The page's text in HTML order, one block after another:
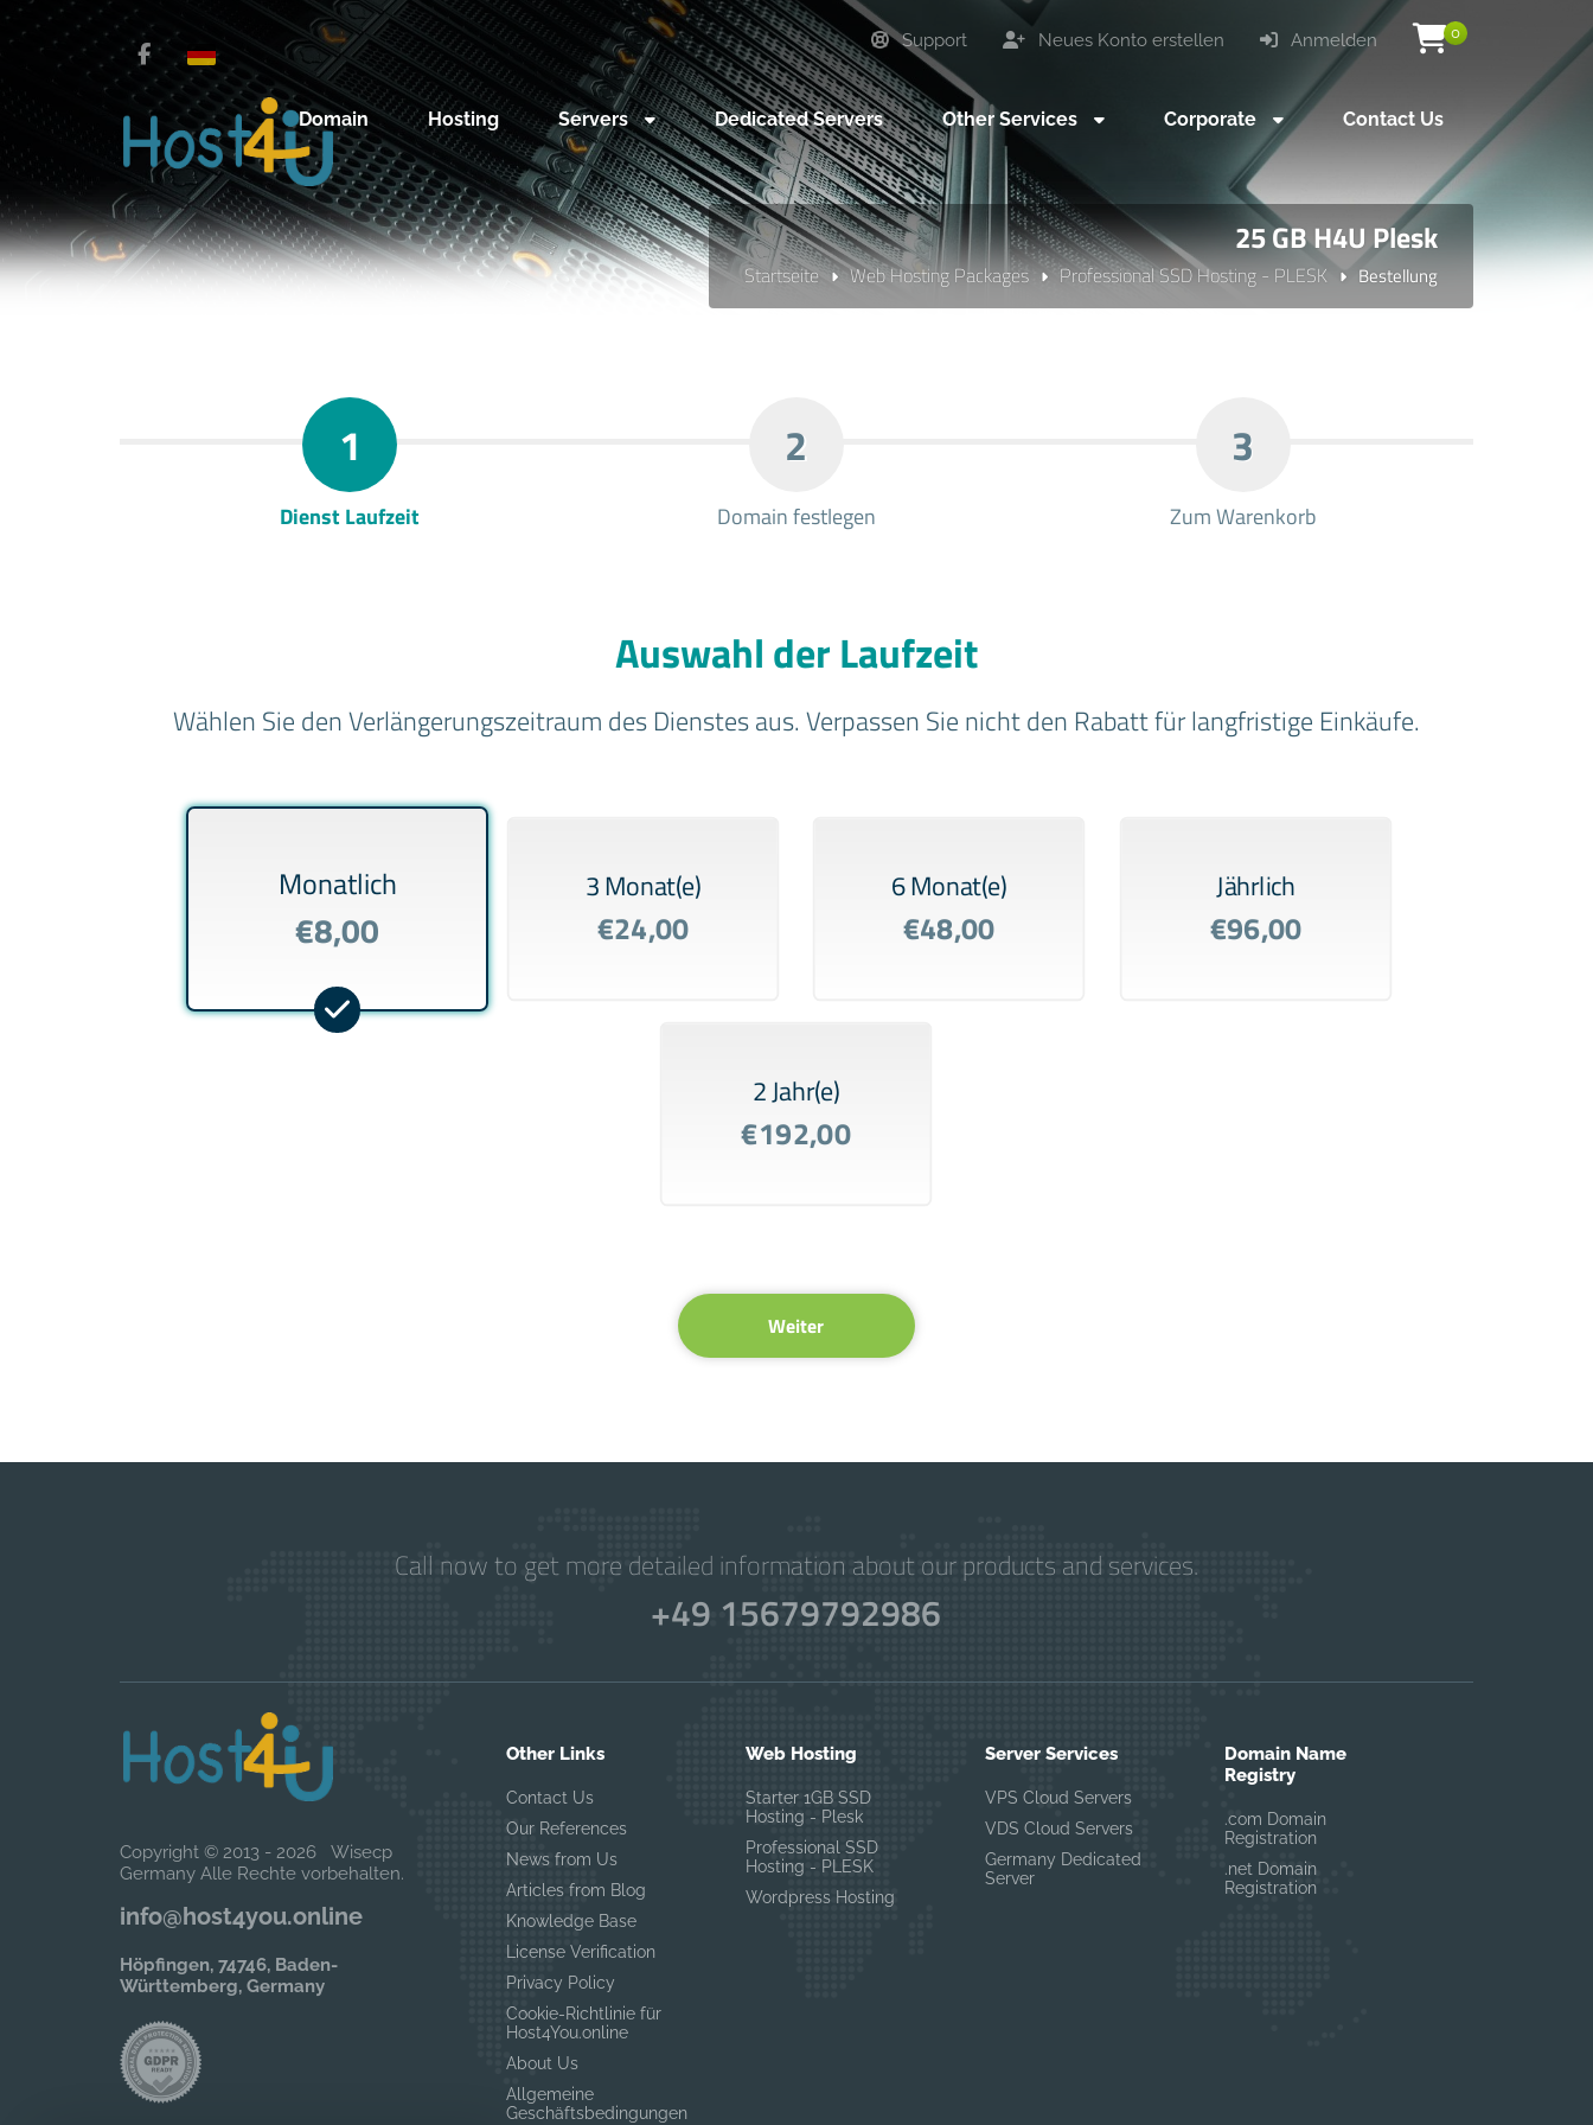
0
Anmelden
Neues Konto erstellen
Support
Domain Hosting Servers Dedicated Servers Other Services Corporate Contact Us
25 GB H4U Plesk
Startseite Web Hosting Packages Professional SSD Hosting - PLESK Bestellung
1
Dienst Laufzeit
2
Domain festlegen
3
Zum Warenkorb
Auswahl der Laufzeit
Wählen Sie den Verlängerungszeitraum des Dienstes aus. Verpassen Sie nicht den Rabatt für langfristige Einkäufe.
Monatlich
€8,00
3 Monat(e)
€24,00
6 Monat(e)
€48,00
Jährlich
€96,00
2 Jahr(e)
€192,00
Weiter
Call now to get more detailed information about our products and services.
+49 15679792986
Copyright © 2013 - 2026 Wisecp
Germany Alle Rechte vorbehalten.
info@host4you.online
Höpfingen, 74746, Baden-
Württemberg, Germany
Other Links
Contact Us
Our References
News from Us
Articles from Blog
Knowledge Base
License Verification
Privacy Policy
Cookie-Richtlinie für
Host4You.online
About Us
Allgemeine
Geschäftsbedingungen
Web Hosting
Starter 1GB SSD
Hosting - Plesk
Professional SSD
Hosting - PLESK
Wordpress Hosting
Server Services
VPS Cloud Servers
VDS Cloud Servers
Germany Dedicated
Server
Domain Name
Registry
.com Domain
Registration
.net Domain
Registration